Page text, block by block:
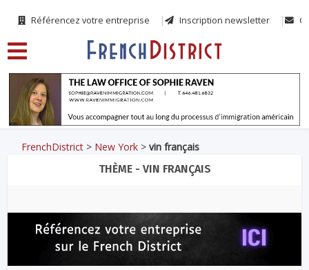
Référencez votre entreprise Inscription newsletter
FrenchDistrict > New York >vin français
THÈME - VIN FRANÇAIS